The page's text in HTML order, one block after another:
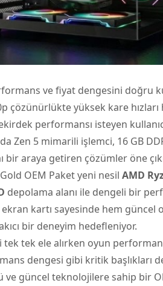
ve fiyat dengesini doğru
çözünürlükte yüksek kare
performansı isteyen
Zen 5 mimarili işlemci, 16 GB
bir araya getiren çözümler öne
OEM Paketyeni nesil AMD
depolama alanı ile dengeli bir
ekran kartı sayesinde hem güncel
bir deneyim hedefleniyor.
tek ele alırken oyun
dengesi gibi kritik başlıkları
güncel teknolojilere sahip bir